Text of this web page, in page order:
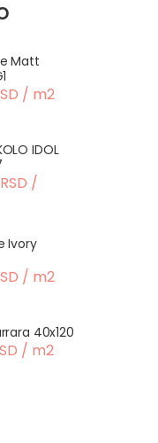
Matt
/ m2
IDOL
/
Ivory
/ m2
40x120
/ m2